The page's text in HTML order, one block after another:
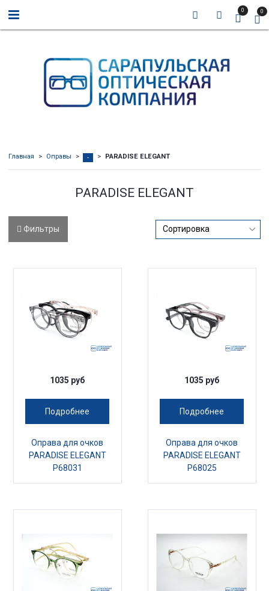
0 0
Главная Оправы - PARADISE ELEGANT
PARADISE ELEGANT
Фильтры
1035 руб
Подробнее
Оправа для очков
PARADISE ELEGANT
P68031
1035 руб
Подробнее
Оправа для очков
PARADISE ELEGANT
P68025